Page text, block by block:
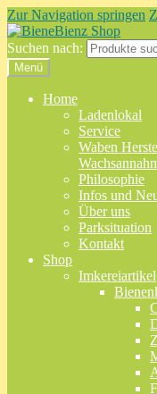
Zur Navigation springen
Suchen nach:
Menü
Home
Ladenlokal
Service
Waben
Philosophie
Infos und
Über uns
Parksituation
Kontakt
Shop
Imkereiartikel